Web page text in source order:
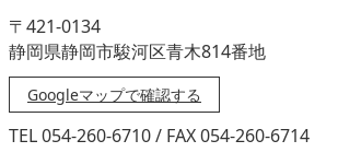
〒421-0134
静岡県静岡市駿河区青木814番地
Googleマップで確認する
TEL 054-260-6710 / FAX 054-260-6714